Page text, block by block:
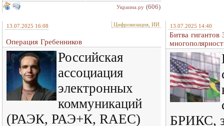
Украина.ру (606)
13.07.2025 16:08 Цифровизация, ИИ
Операция Гребенников
Российская
ассоциация
электронных
коммуникаций
(РАЭК, РАЭ+К, RAEC)
13.07.2025 14:40
Битва
БРИКС,